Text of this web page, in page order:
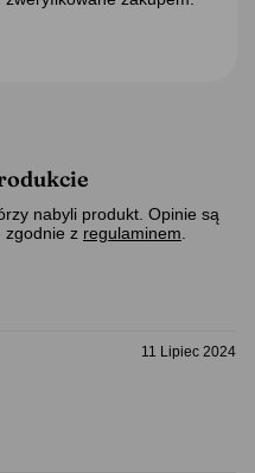
nabyli produkt. Opinie są
zgodnie z regulaminem
11 Lipiec 2024